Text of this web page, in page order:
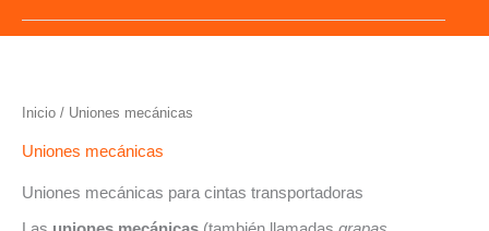
Inicio / Uniones mecánicas
Uniones mecánicas
Uniones mecánicas para cintas transportadoras